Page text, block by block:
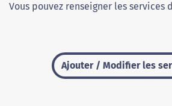
Vous pouvez renseigner les services
Ajouter / Modifier les